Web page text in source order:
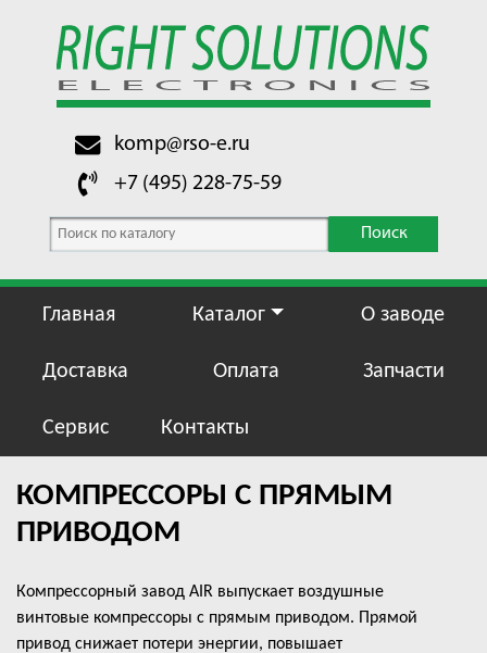
komp@rso-e.ru
+7 (495) 228-75-59
Поиск
Главная Каталог О заводе
Доставка Оплата Запчасти
Сервис Контакты
КОМПРЕССОРЫ С ПРЯМЫМ
ПРИВОДОМ
Компрессорный завод AIR выпускает воздушные
винтовые компрессоры с прямым приводом. Прямой
привод снижает потери энергии, повышает